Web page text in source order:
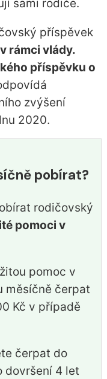
sami rodiče.
příspěvek
rámci vlády.
příspěvku o
zvýšení
2020.
pobírat?
rodičovský
pomoci v
pomoc v
měsíčně čerpat
Kč v případě
čerpat do
dovršení 4 let